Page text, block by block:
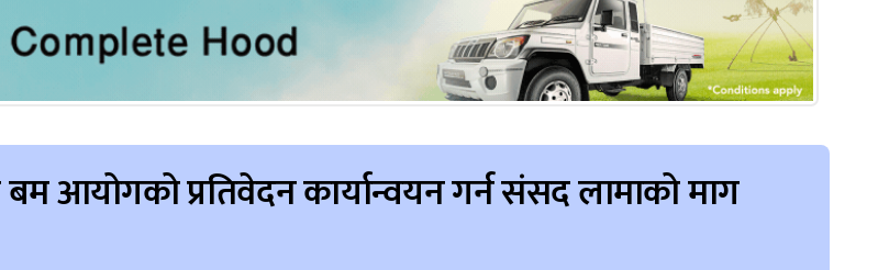
आयोगको प्रतिवेदन कार्यान्वयन गर्न संसद लामाको माग